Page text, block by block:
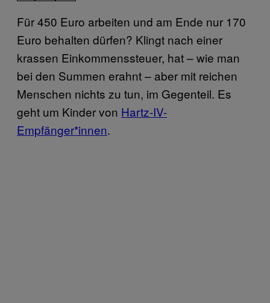
Für 450 Euro arbeiten und am Ende nur 170
Euro behalten dürfen? Klingt nach einer
krassen Einkommenssteuer, hat – wie man
bei den Summen erahnt – aber mit reichen
Menschen nichts zu tun, im Gegenteil. Es
geht um Kinder von Hartz-IV-
Empfänger*innen.